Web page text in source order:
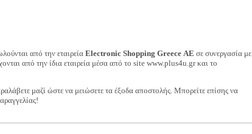
από την εταιρείαElectronic Shopping Greece ΑΕ σε συνεργασία με
από την ίδια εταιρεία μέσα από το site www.plus4u.gr και το
μαζί ώστε να μειώσετε τα έξοδα αποστολής. Μπορείτε επίσης να